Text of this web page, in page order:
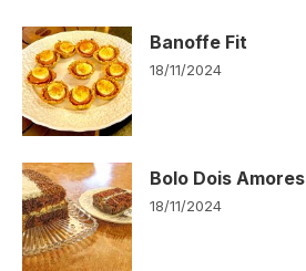
Banoffe Fit
18/11/2024
Bolo Dois Amores
18/11/2024